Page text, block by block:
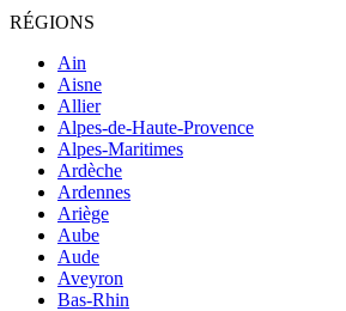
RÉGIONS
Ain
Aisne
Allier
Alpes-de-Haute-Provence
Alpes-Maritimes
Ardèche
Ardennes
Ariège
Aube
Aude
Aveyron
Bas-Rhin